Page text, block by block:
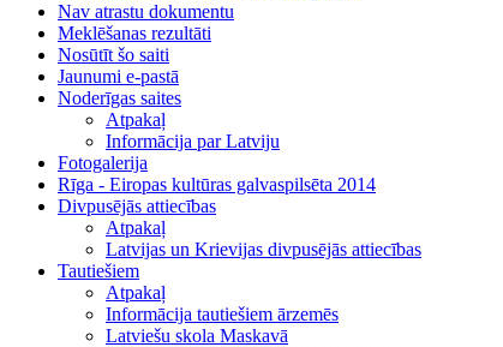
Nav atrastu dokumentu
Meklēšanas rezultāti
Nosūtīt šo saiti
Jaunumi e-pastā
Noderīgas saites
Atpakaļ
Informācija par Latviju
Fotogalerija
Rīga - Eiropas kultūras galvaspilsēta 2014
Divpusējās attiecības
Atpakaļ
Latvijas un Krievijas divpusējās attiecības
Tautiešiem
Atpakaļ
Informācija tautiešiem ārzemēs
Latviešu skola Maskavā